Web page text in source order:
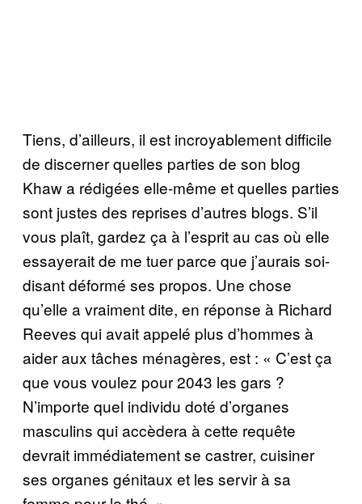
Tiens, d’ailleurs, il est incroyablement difficile
de discerner quelles parties de son blog
Khaw a rédigées elle-même et quelles parties
sont justes des reprises d’autres blogs. S’il
vous plaît, gardez ça à l’esprit au cas où elle
essayerait de me tuer parce que j’aurais soi-
disant déformé ses propos. Une chose
qu’elle a vraiment dite, en réponse à Richard
Reeves qui avait appelé plus d’hommes à
aider aux tâches ménagères, est : « C’est ça
que vous voulez pour 2043 les gars ?
N’importe quel individu doté d’organes
masculins qui accèdera à cette requête
devrait immédiatement se castrer, cuisiner
ses organes génitaux et les servir à sa